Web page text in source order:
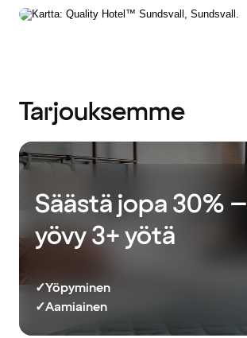
Tarjouksemme
Säästä jopa 30% –
yövy 3+ yötä
✓Yöpyminen
✓Aamiainen